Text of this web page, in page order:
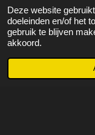
Deze website
doeleinden en/of het
gebruik te blijven
akkoord.